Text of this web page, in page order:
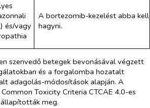
és/vagy
A bortezomib-kezelést abba kell
hagyni.
szenvedő betegek bevonásával végzett
és a forgalomba hozatalt
adagolás-módosítások alapján. A
Toxicity Criteria CTCAE 4.0-es
meg.